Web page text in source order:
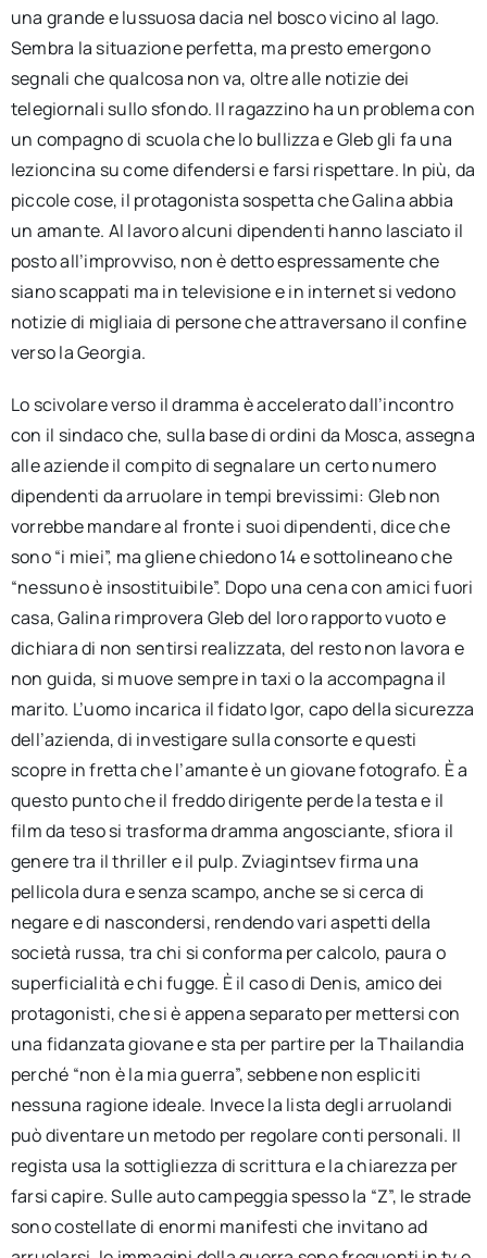
una grande e lussuosa dacia nel bosco vicino al lago.
Sembra la situazione perfetta, ma presto emergono
segnali che qualcosa non va, oltre alle notizie dei
telegiornali sullo sfondo. Il ragazzino ha un problema con
un compagno di scuola che lo bullizza e Gleb gli fa una
lezioncina su come difendersi e farsi rispettare. In più, da
piccole cose, il protagonista sospetta che Galina abbia
un amante. Al lavoro alcuni dipendenti hanno lasciato il
posto all’improvviso, non è detto espressamente che
siano scappati ma in televisione e in internet si vedono
notizie di migliaia di persone che attraversano il confine
verso la Georgia.
Lo scivolare verso il dramma è accelerato dall’incontro
con il sindaco che, sulla base di ordini da Mosca, assegna
alle aziende il compito di segnalare un certo numero
dipendenti da arruolare in tempi brevissimi: Gleb non
vorrebbe mandare al fronte i suoi dipendenti, dice che
sono “i miei”, ma gliene chiedono 14 e sottolineano che
“nessuno è insostituibile”. Dopo una cena con amici fuori
casa, Galina rimprovera Gleb del loro rapporto vuoto e
dichiara di non sentirsi realizzata, del resto non lavora e
non guida, si muove sempre in taxi o la accompagna il
marito. L’uomo incarica il fidato Igor, capo della sicurezza
dell’azienda, di investigare sulla consorte e questi
scopre in fretta che l’amante è un giovane fotografo. È a
questo punto che il freddo dirigente perde la testa e il
film da teso si trasforma dramma angosciante, sfiora il
genere tra il thriller e il pulp. Zviagintsev firma una
pellicola dura e senza scampo, anche se si cerca di
negare e di nascondersi, rendendo vari aspetti della
società russa, tra chi si conforma per calcolo, paura o
superficialità e chi fugge. È il caso di Denis, amico dei
protagonisti, che si è appena separato per mettersi con
una fidanzata giovane e sta per partire per la Thailandia
perché “non è la mia guerra”, sebbene non espliciti
nessuna ragione ideale. Invece la lista degli arruolandi
può diventare un metodo per regolare conti personali. Il
regista usa la sottigliezza di scrittura e la chiarezza per
farsi capire. Sulle auto campeggia spesso la “Z”, le strade
sono costellate di enormi manifesti che invitano ad